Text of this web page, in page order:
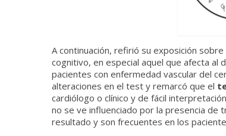
A continuación, refirió su exposición
cognitivo, en especial aquel que afecta al
pacientes con enfermedad vascular del
alteraciones en el test y remarcó que el
cardiólogo o clínico y de fácil
no se ve influenciado por la presencia
resultado y son frecuentes en los